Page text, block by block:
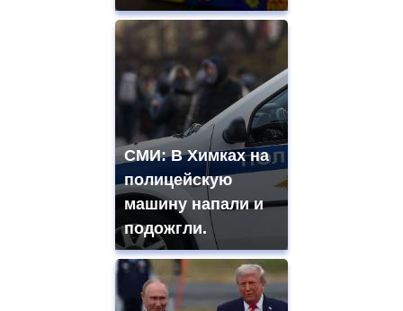
СМИ: В Химках на
полицейскую
машину напали и
подожгли.